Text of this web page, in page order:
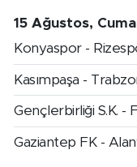
15 Ağustos,
Konyaspor -
Kasımpaşa -
Gençlerbirliği S.K. -
Gaziantep FK -